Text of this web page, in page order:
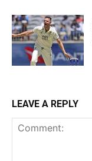
LEAVE A REPLY